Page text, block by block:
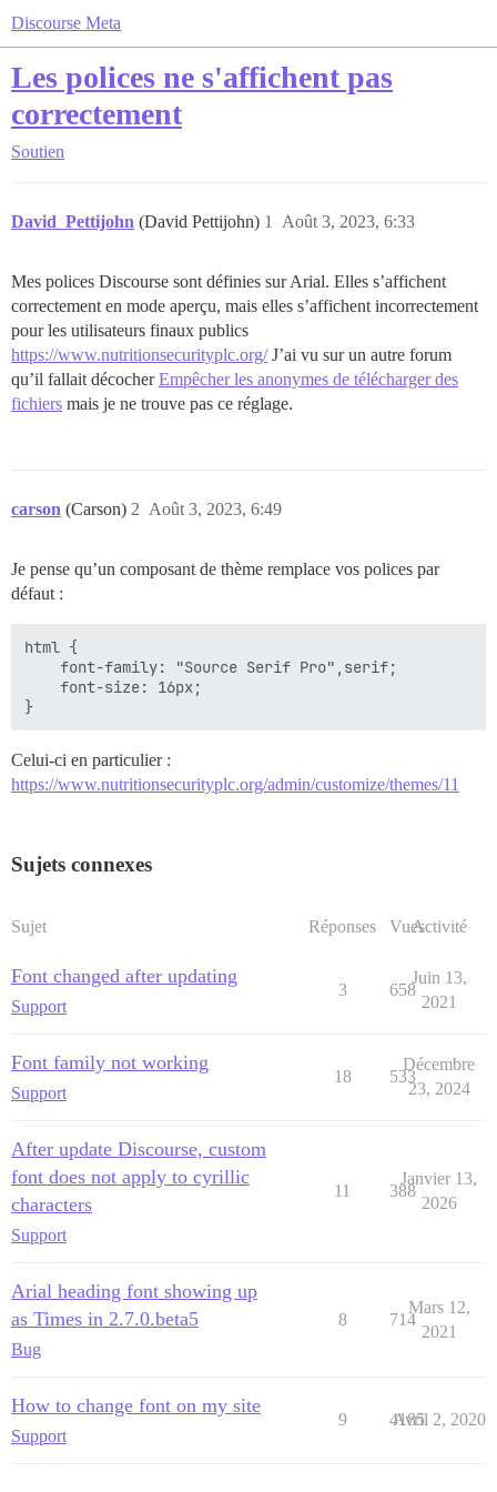
Discourse Meta
Les polices ne s'affichent pas
correctement
Soutien
David_Pettijohn (David Pettijohn) Août 3, 2023, 6:33
1
Mes polices Discourse sont définies sur Arial. Elles s’affichent
correctement en mode aperçu, mais elles s’affichent incorrectement
pour les utilisateurs finaux publics
https://www.nutritionsecurityplc.org/J’ai vu sur un autre forum
qu’il fallait décocherEmpêcher les anonymes de télécharger des
fichiers mais je ne trouve pas ce réglage.
carson (Carson) Août 3, 2023, 6:49
2
Je pense qu’un composant de thème remplace vos polices par
défaut :
html {
    font-family: "Source Serif Pro",serif;
    font-size: 16px;
Celui-ci en particulier :
https://www.nutritionsecurityplc.org/admin/customize/themes/11
Sujets connexes
Sujet Réponses VuesActivité
Font changed after updating
Support
3 658
Juin 13,
2021
Font family not working
Support
18 533
Décembre
23, 2024
After update Discourse, custom
font does not apply to cyrillic
characters
Support
11 388
Janvier 13,
2026
Arial heading font showing up
as Times in 2.7.0.beta5
Bug
8 714
Mars 12,
2021
How to change font on my site
Support
9 4185
Avril 2, 2020